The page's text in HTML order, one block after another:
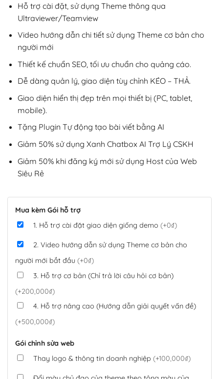
Hỗ trợ cài đặt, sử dụng Theme thông qua
Ultraviewer/Teamview
Video hướng dẫn chi tiết sử dụng Theme cơ bản cho
người mới
Thiết kế chuẩn SEO, tối ưu chuẩn cho quảng cáo.
Dễ dàng quản lý, giao diện tùy chỉnh KÉO – THẢ.
Giao diện hiển thị đẹp trên mọi thiết bị (PC, tablet,
mobile).
Tặng Plugin Tự động tạo bài viết bằng AI
Giảm 50% sử dụng Xanh Chatbox AI Trợ Lý CSKH
Giảm 50% khi đăng ký mới sử dụng Host của Web
Siêu Rẻ
Mua kèm Gói hỗ trợ
1. Hỗ trợ cài đặt giao diện giống demo (+0₫)
2. Video hướng dẫn sử dụng Theme cơ bản cho
người mới bắt đầu (+0₫)
3. Hỗ trợ cơ bản (Chỉ trả lời câu hỏi cơ bản)
(+200,000₫)
4. Hỗ trợ nâng cao (Hướng dẫn giải quyết vấn đề)
(+500,000₫)
Gói chỉnh sửa web
Thay logo & thông tin doanh nghiệp (+100,000₫)